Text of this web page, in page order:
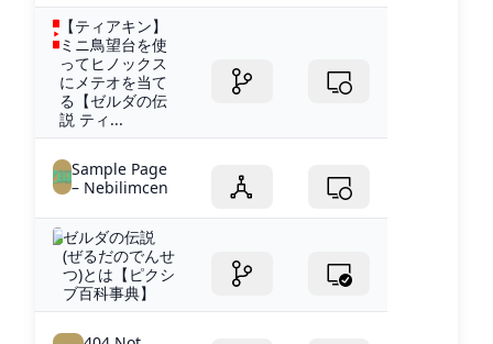
【ティアキン】
ミニ鳥望台を使
ってヒノックス
にメテオを当て
る【ゼルダの伝
説 ティ...
Sample Page
– Nebilimcen
ゼルダの伝説
(ぜるだのでんせ
つ)とは【ピクシ
ブ百科事典】